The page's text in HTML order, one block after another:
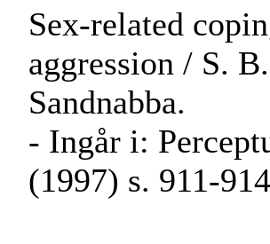
Sex-related
aggression / S.
Sandnabba.
- Ingår i:
(1997) s. 911-